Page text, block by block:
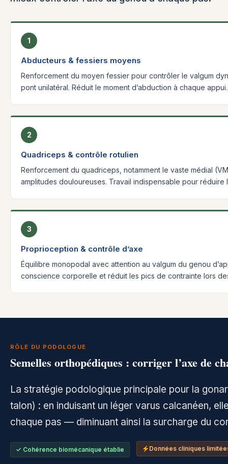
1
Abducteurs & fessiers moyens
Renforcement du moyen fessier pour contrôler le valgum
pont unilatéral. Réduit le moment d’abduction à chaque appui.
2
Quadriceps & contrôle rotulien
Renforcement du quadriceps, notamment le vaste médial
amplitudes douloureuses. Travail indispensable pour
3
Proprioception & contrôle d’axe
Équilibre monopodal avec attention au valgum du genou
conscience corporelle et réduit les pics de contrainte lors
RÔLE DU PODOLOGUE
Semelles orthopédiques : corriger l’axe de
La stratégie podologique principale pour la
talon) : en induisant un léger varus calcanéen,
chaque pas — diminuant ainsi la surcharge du
✓ Cohérence biomécanique établie Données cliniques